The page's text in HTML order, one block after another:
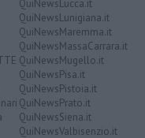
QuiNewsLucca.it
QuiNewsLunigiana.it
QuiNewsMaremma.it
QuiNewsMassaCarrara.it
QuiNewsMugello.it
QuiNewsPisa.it
QuiNewsPistoia.it
QuiNewsPrato.it
QuiNewsSiena.it
QuiNewsValbisenzio.it